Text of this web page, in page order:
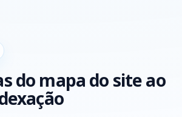
do mapa do site ao